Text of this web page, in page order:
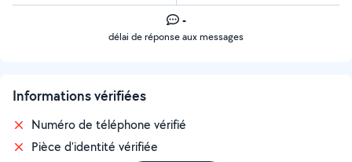
-
délai de réponse aux messages
Informations vérifiées
Numéro de téléphone vérifié
Pièce d'identité vérifiée